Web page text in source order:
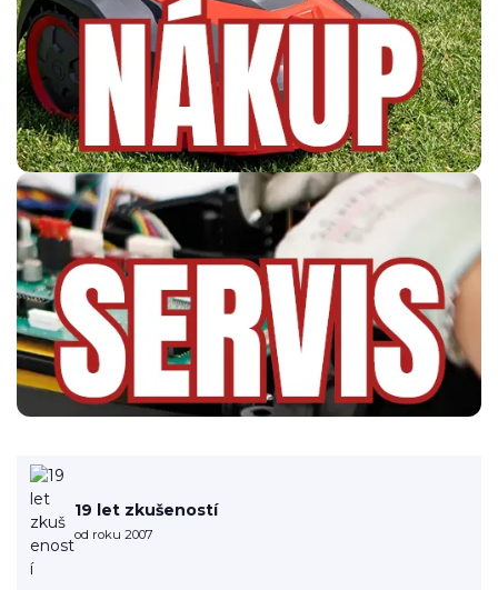
19 let zkušeností
od roku 2007